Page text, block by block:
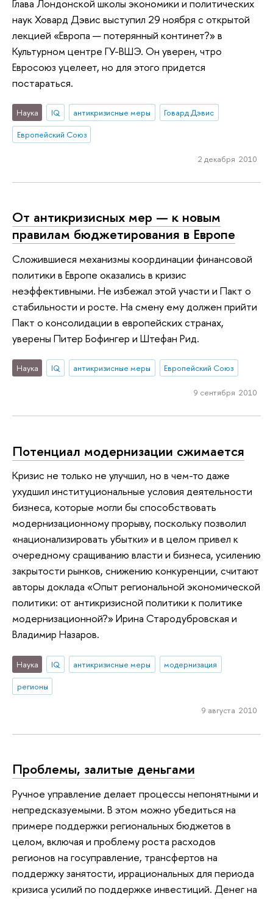
Глава Лондонской школы экономики и политических
наук Ховард Дэвис выступил 29 ноября с открытой
лекцией «Европа — потерянный континет?» в
Культурном центре ГУ-ВШЭ. Он уверен, чтро
Евросоюз уцелеет, но для этого придется
постараться.
Наука IQ антикризисные меры
Говард Дэвис
Европейский Союз
2 декабря 2010
От антикризисных мер — к новым
правилам бюджетирования в Европе
Сложившиеся механизмы координации финансовой
политики в Европе оказались в кризис
неэффективными. Не избежал этой участи и Пакт о
стабильности и росте. На смену ему должен прийти
Пакт о консолидации в европейских странах,
уверены Питер Бофингер и Штефан Рид.
Наука IQ антикризисные меры Европейский Союз
9 сентября 2010
Потенциал модернизации сжимается
Кризис не только не улучшил, но в чем-то даже
ухудшил институциональные условия деятельности
бизнеса, которые могли бы способствовать
модернизационному прорыву, поскольку позволил
«национализировать убытки» и в целом привел к
очередному сращиванию власти и бизнеса, усилению
закрытости рынков, снижению конкуренции, считают
авторы доклада «Опыт региональной экономической
политики: от антикризисной политики к политике
модернизационной?» Ирина Стародубровская и
Владимир Назаров.
Наука IQ антикризисные меры
модернизация
регионы
9 августа 2010
Проблемы, залитые деньгами
Ручное управление делает процессы непонятными и
непредсказуемыми. В этом можно убедиться на
примере поддержки региональных бюджетов в
целом, включая и проблему роста расходов
регионов на госуправление, трансфертов на
поддержку занятости, иррациональных для периода
кризиса усилий по поддержке инвестиций. Денег на